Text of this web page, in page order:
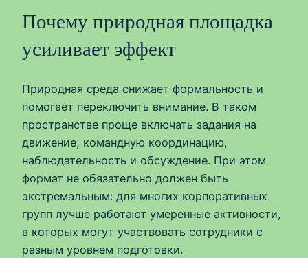
Почему природная площадка
усиливает эффект
Природная среда снижает формальность и
помогает переключить внимание. В таком
пространстве проще включать задания на
движение, командную координацию,
наблюдательность и обсуждение. При этом
формат не обязательно должен быть
экстремальным: для многих корпоративных
групп лучше работают умеренные активности,
в которых могут участвовать сотрудники с
разным уровнем подготовки.